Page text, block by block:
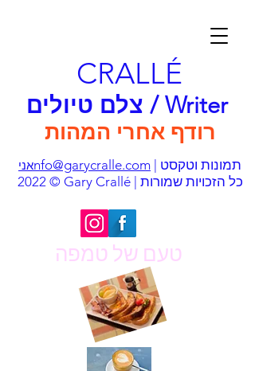
CRALLÉ
צלם טיולים / Writer
רודף אחרי המהות
אניnfo@garycralle.com
© 2022 Gary Crallé | כל הזכויות שמורות
טעם של טמפה